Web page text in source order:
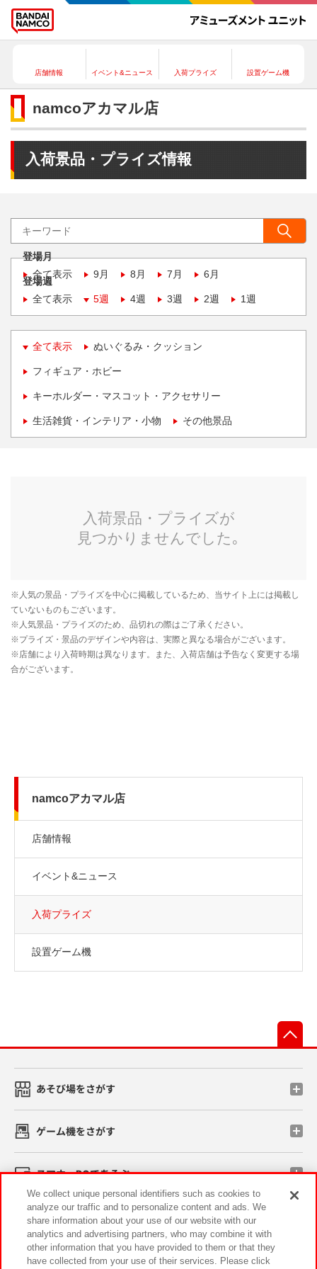
店舗情報 イベント&ニュース 入荷プライズ 設置ゲーム機
namcoアカマル店
入荷景品・プライズ情報
登場月
全て表示
9月 8月 7月 6月
登場週
全て表示
5週 4週 3週 2週 1週
全て表示 ぬいぐるみ・クッション
フィギュア・ホビー
キーホルダー・マスコット・アクセサリー
生活雑貨・インテリア・小物 その他景品
namcoアカマル店
店舗情報
イベント&ニュース
入荷プライズ
設置ゲーム機
あそび場をさがす
ゲーム機をさがす
スマホ・PCであそぶ
イベント・キャンペーン
We collect unique personal identifiers such as cookies to
analyze our traffic and to personalize content and ads. We
share information about your use of our website with our
analytics and advertising partners, who may combine it with
other information that you have provided to them or that they
have collected from your use of their services. Please click